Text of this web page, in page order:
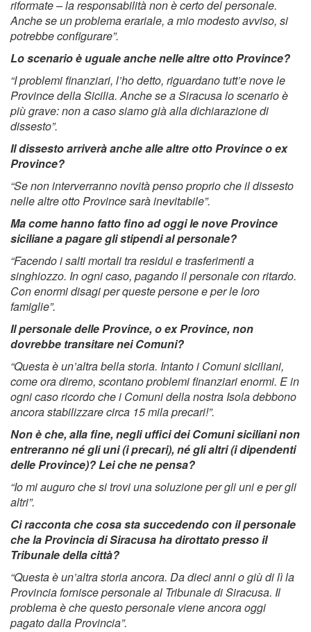
riformate – la responsabilità non è certo del personale.
Anche se un problema erariale, a mio modesto avviso, si
potrebbe configurare”.
Lo scenario è uguale anche nelle altre otto Province?
“I problemi finanziari, l’ho detto, riguardano tutt’e nove le
Province della Sicilia. Anche se a Siracusa lo scenario è
più grave: non a caso siamo già alla dichiarazione di
dissesto”.
Il dissesto arriverà anche alle altre otto Province o ex
Province?
“Se non interverranno novità penso proprio che il dissesto
nelle altre otto Province sarà inevitabile”.
Ma come hanno fatto fino ad oggi le nove Province
siciliane a pagare gli stipendi al personale?
“Facendo i salti mortali tra residui e trasferimenti a
singhiozzo. In ogni caso, pagando il personale con ritardo.
Con enormi disagi per queste persone e per le loro
famiglie”.
Il personale delle Province, o ex Province, non
dovrebbe transitare nei Comuni?
“Questa è un’altra bella storia. Intanto i Comuni siciliani,
come ora diremo, scontano problemi finanziari enormi. E in
ogni caso ricordo che i Comuni della nostra Isola debbono
ancora stabilizzare circa 15 mila precari!”.
Non è che, alla fine, negli uffici dei Comuni siciliani non
entreranno né gli uni (i precari), né gli altri (i dipendenti
delle Province)? Lei che ne pensa?
“Io mi auguro che si trovi una soluzione per gli uni e per gli
altri”.
Ci racconta che cosa sta succedendo con il personale
che la Provincia di Siracusa ha dirottato presso il
Tribunale della città?
“Questa è un’altra storia ancora. Da dieci anni o giù di lì la
Provincia fornisce personale al Tribunale di Siracusa. Il
problema è che questo personale viene ancora oggi
pagato dalla Provincia”.